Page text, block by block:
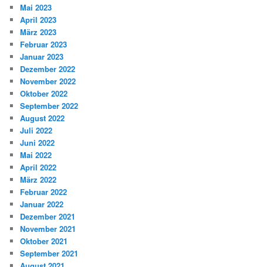
Mai 2023
April 2023
März 2023
Februar 2023
Januar 2023
Dezember 2022
November 2022
Oktober 2022
September 2022
August 2022
Juli 2022
Juni 2022
Mai 2022
April 2022
März 2022
Februar 2022
Januar 2022
Dezember 2021
November 2021
Oktober 2021
September 2021